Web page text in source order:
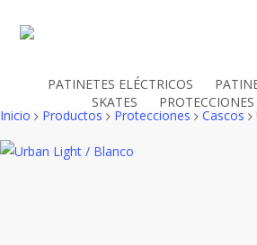
PATINETES ELÉCTRICOS
SKATES
PROTECCIONES
Mi cestaClose
Cart
Inicio Productos Protecciones Cascos